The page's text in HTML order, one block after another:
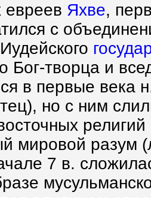
евреев Яхве,
с
Бог-творца и
в первые века
но с ним
мировой разум
7 в.